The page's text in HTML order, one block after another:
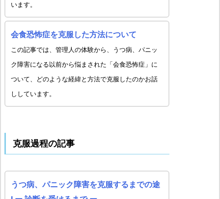
います。
会食恐怖症を克服した方法について
この記事では、管理人の体験から、うつ病、パニッ
ク障害になる以前から悩まされた「会食恐怖症」に
ついて、どのような経緯と方法で克服したのかお話
ししています。
克服過程の記事
うつ病、パニック障害を克服するまでの途